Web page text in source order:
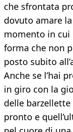
che sfrontata
dovuto amare
momento in cui
forma che non
posto subito
Anche se l’hai
in giro con la
delle
pronto e